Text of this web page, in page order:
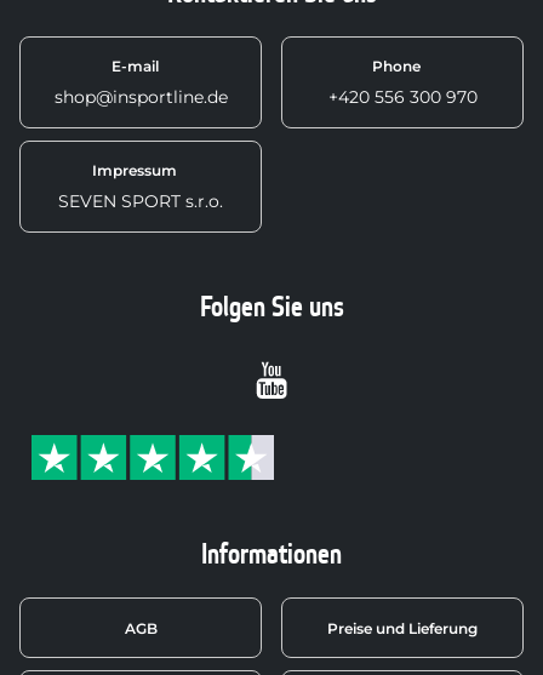
E-mail
shop@insportline.de
Phone
+420 556 300 970
Impressum
SEVEN SPORT s.r.o.
Informationen
AGB Preise und Lieferung
Folgen Sie uns
Youtube